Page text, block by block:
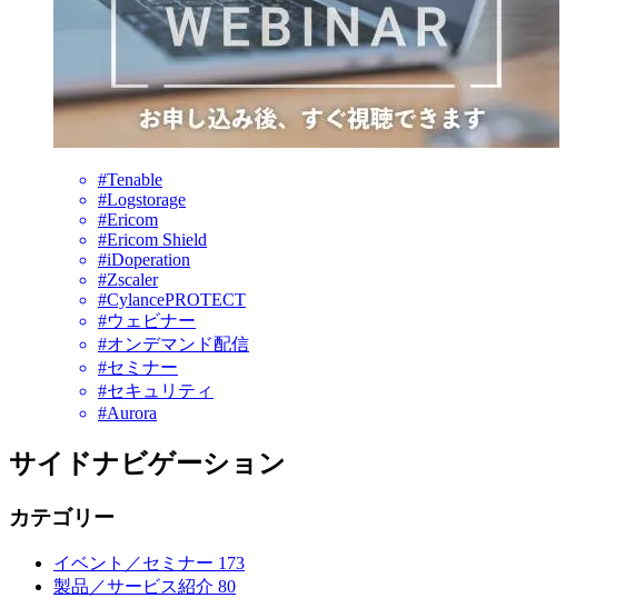
#Tenable
#Logstorage
#Ericom
#Ericom Shield
#iDoperation
#Zscaler
#CylancePROTECT
#ウェビナー
#オンデマンド配信
#セミナー
#セキュリティ
#Aurora
サイドナビゲーション
カテゴリー
イベント／セミナー 173
製品／サービス紹介 80